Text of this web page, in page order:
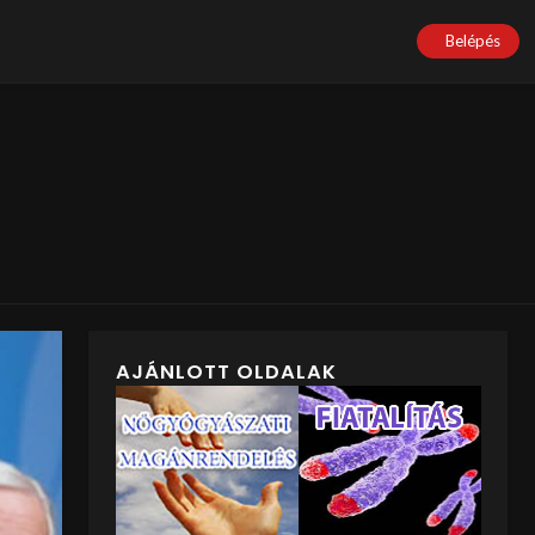
Belépés
AJÁNLOTT OLDALAK